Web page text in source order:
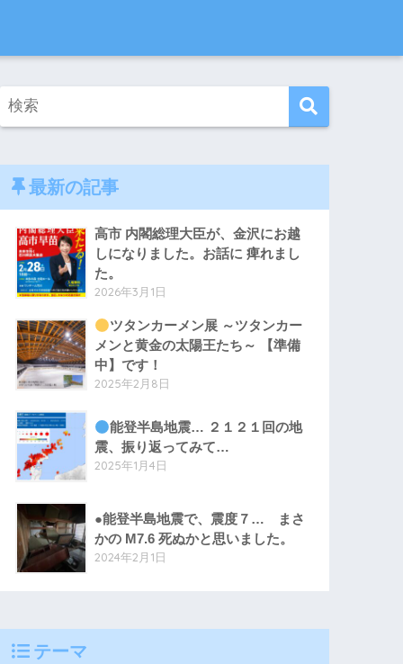
最新の記事
高市 内閣総理大臣が、金沢にお越
しになりました。お話に 痺れまし
た。
2026年3月1日
ツタンカーメン展 ～ツタンカー
メンと黄金の太陽王たち～ 【準備
中】です！
2025年2月8日
能登半島地震… ２１２１回の地
震、振り返ってみて…
2025年1月4日
●能登半島地震で、震度７… まさ
かの M7.6 死ぬかと思いました。
2024年2月1日
テーマ